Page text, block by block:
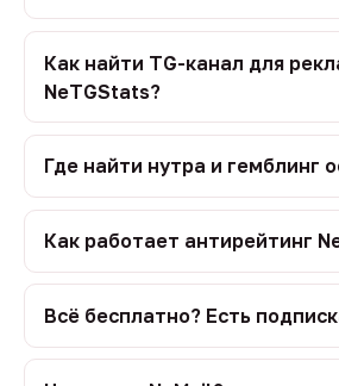
Как найти TG-канал для
NeTGStats?
Где найти нутра и гемблинг
Как работает антирейтинг
Всё бесплатно? Есть